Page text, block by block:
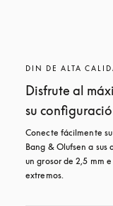
DIN DE ALTA
Disfrute al
su
Conecte fácilmente
Bang & Olufsen a sus
un grosor de 2,5 mm
extremos.